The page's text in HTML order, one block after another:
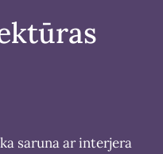
saruna ar interjera